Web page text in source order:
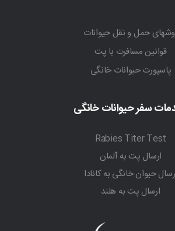
حمل و نقل حیوانات
قوانین مسافرت با پت
پاسپورت حیوانات خانگی
سفر حیوانات خانگی
Rabies Titer Test
ارسال پت به آلمان
حیوان خانگی به کانادا
ارسال پت به هلند